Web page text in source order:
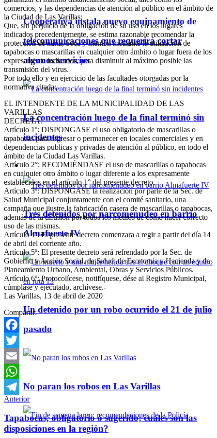
Cooperativa instala nuevo equipamiento de
telecomunicaciones que requerirá cortar
algunos servicios
La concentración luego de la final terminó sin
incidentes
Policiales
Tres detenidos por narcomenudeo en barrio
Almafuerte IV
Un detenido por un robo ocurrido el 21 de julio
pasado
No paran los robos en Las Varillas
comercios, y las dependencias de atención al público en el ámbito de
la Ciudad de Las Varillas;
Que, sin perjuicio de la obligación de su uso en los lugares
indicados precedentemente, se estima razonable recomendar la
protección de nariz, boca y mentón mediante la utilización de
tapabocas o mascarillas en cualquier otro ámbito o lugar fuera de los
expresamente indicados, para disminuir al máximo posible las
transmisión del virus.
Por todo ello y en ejercicio de las facultades otorgadas por la
normativa citada:
EL INTENDENTE DE LA MUNICIPALIDAD DE LAS
VARILLAS
DECRETA:
Artículo 1º: DISPONGASE el uso obligatorio de mascarillas o
tapabocas para ingresar o permanecer en locales comerciales y en
dependencias publicas y privadas de atención al público, en todo el
ámbito de la Ciudad Las Varillas.
Artículo 2°: RECOMIÉNDASE el uso de mascarillas o tapabocas
en cualquier otro ámbito o lugar diferente a los expresamente
establecidos en el artículo 1° del presente decreto.
Artículo 3º: DISPONGASE la realización por parte de la Sec. de
Salud Municipal conjuntamente con el comité sanitario, una
campaña que ilustre la fabricación casera de mascarillas o tapabocas,
además de la difusión por todos los medios de cómo hacer correcto
uso de las mismas.
Artículo 4º: El presente decreto comenzara a regir a partir del día 14
de abril del corriente año.
Artículo 5º: El presente decreto será refrendado por la Sec. de
Gobierno y Acción Social, de Salud, de Economía y Hacienda y de
Planeamiento Urbano, Ambiental, Obras y Servicios Públicos.
Artículo 6º: Protocolícese, notifíquese, dése al Registro Municipal,
cúmplase y ejecutado, archívese.-
Las Varillas, 13 de abril de 2020
Compartir:
Facebook
Twitter
Email
WhatsApp
Telegram
Anterior
Tapabocas, obligatorio o sugerido; cuales son las
disposiciones en la región?